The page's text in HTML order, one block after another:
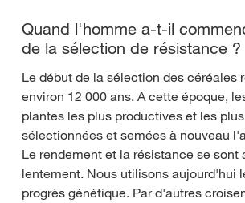
Quand l'homme a-t-il
de la sélection de résistance ?
Le début de la sélection des céréales
environ 12 000 ans. A cette époque,
plantes les plus productives et les
sélectionnées et semées à nouveau
Le rendement et la résistance se sont
lentement. Nous utilisons aujourd'hui
progrès génétique. Par d'autres